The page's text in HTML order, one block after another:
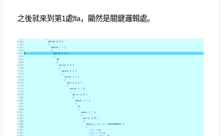
之後就來到第1處fla，顯然是關鍵邏輯處。